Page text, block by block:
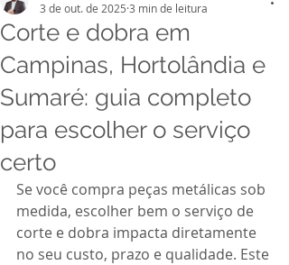
Corte e dobra em
Campinas, Hortolândia e
Sumaré: guia completo
para escolher o serviço
certo
3 de out. de 2025 3 min de leitura
Se você compra peças metálicas sob
medida, escolher bem o serviço de
corte e dobra impacta diretamente
no seu custo, prazo e qualidade. Este